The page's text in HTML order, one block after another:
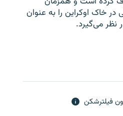
خاک اوکراین را به عنوان
می‌گیرد.
فیلترشکن